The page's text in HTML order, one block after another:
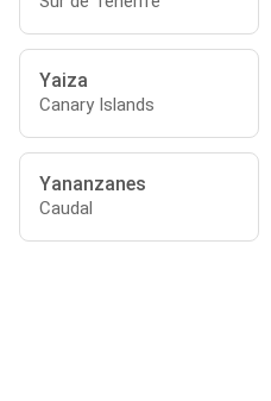
Yaiza
Canary Islands
Yananzanes
Caudal